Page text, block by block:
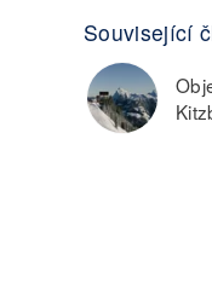
Související